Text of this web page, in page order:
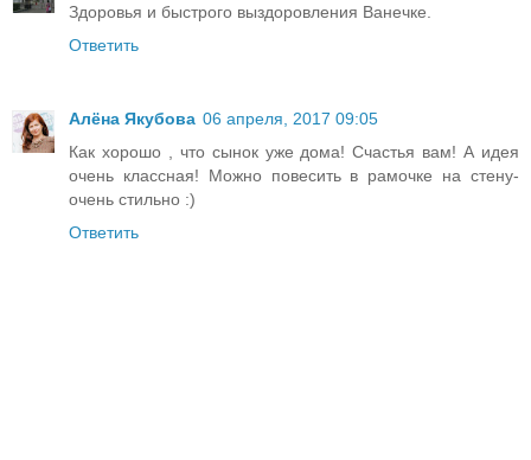
Здоровья и быстрого выздоровления Ванечке.
Ответить
Алёна Якубова 06 апреля, 2017 09:05
Как хорошо , что сынок уже дома! Счастья вам! А идея
очень классная! Можно повесить в рамочке на стену-
очень стильно :)
Ответить